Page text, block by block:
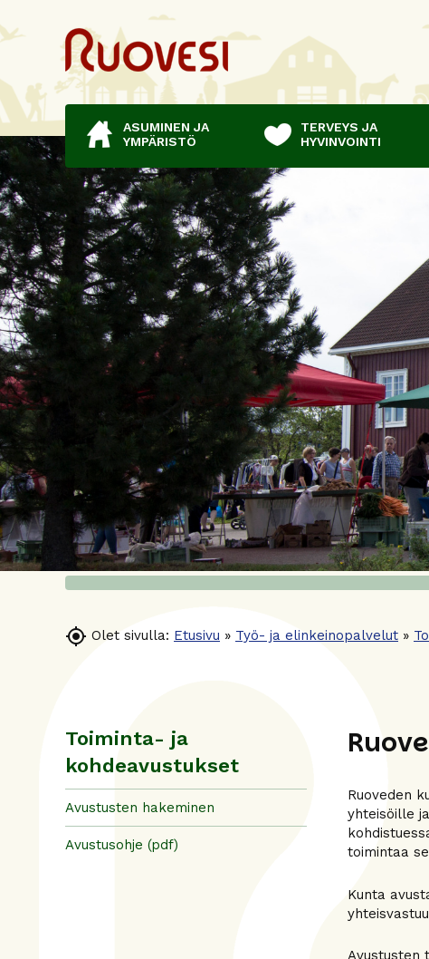
ASUMINEN JA
YMPÄRISTÖ
TERVEYS JA
HYVINVOINTI
 Olet sivulla: Etusivu » Työ- ja elinkeinopalvelut »
Toiminta- ja
kohdeavustukset
Avustusten hakeminen
Avustusohje (pdf)
Ruoveden
yhteisöille
toimintaa
Kunta
Avustusten